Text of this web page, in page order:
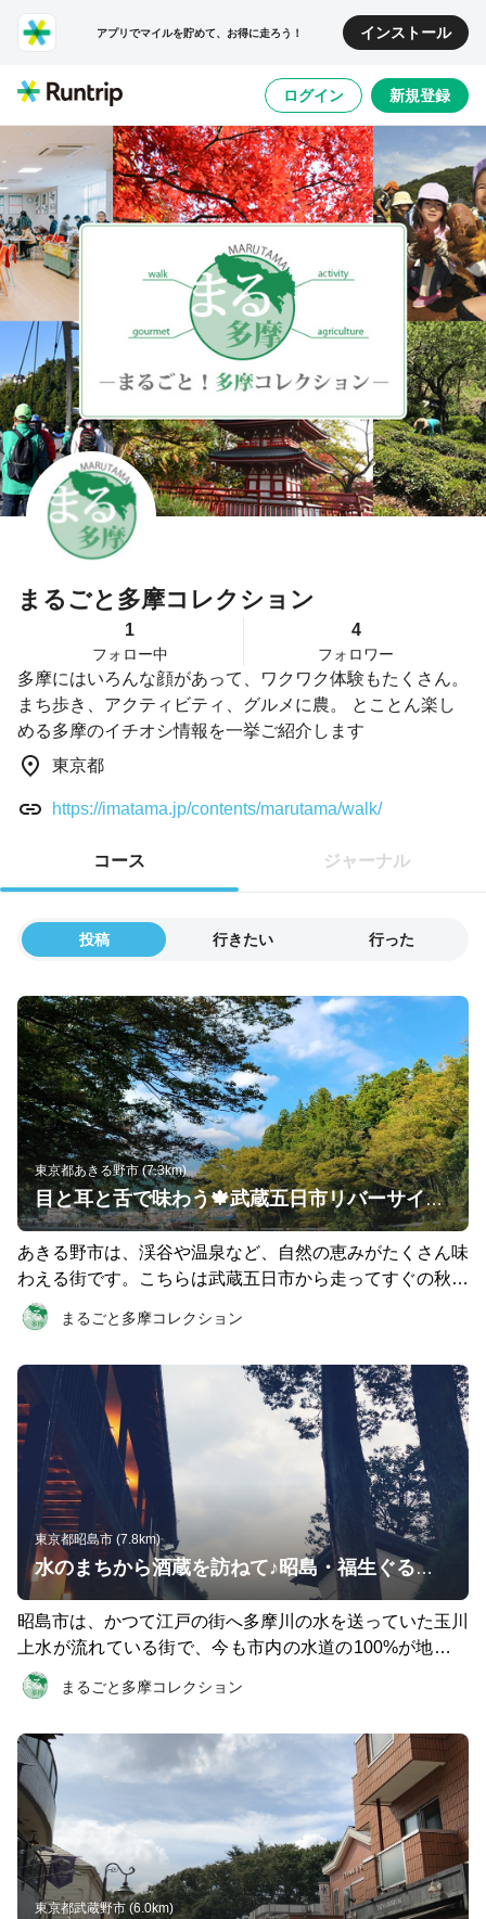
アプリでマイルを貯めて、お得に走ろう！ インストール
ログイン 新規登録
まるごと多摩コレクション
1
フォロー中
4
フォロワー
多摩にはいろんな顔があって、ワクワク体験もたくさん。
まち歩き、アクティビティ、グルメに農。 とことん楽し
める多摩のイチオシ情報を一挙ご紹介します
東京都
https://imatama.jp/contents/marutama/walk/
コース ジャーナル
投稿 行きたい 行った
東京都あきる野市 (7.3km)
目と耳と舌で味わう🍁武蔵五日市リバーサイドRuntrip 〜まるごと多摩コレクション
あきる野市は、渓谷や温泉など、自然の恵みがたくさん味
わえる街です。こちらは武蔵五日市から走ってすぐの秋川
渓谷とその周辺にあるおすすめスポットをまとめたコース
です。 1つめのチェックポイント「阿伎留（あきる）神
て、先へ進んでいきましょう。 2つめのチェックポイント
「秋川渓谷」 あぜ道を進むと見えてくるのは、このエリ
アの代名詞とも言える「秋川渓谷」。鮎などの川魚や、そ
れらを求めて水鳥も多く集まる清流です。佳月橋がおすす
めのフォトスポット！ 3つめのチェックポイント「松村精
肉店」 地元のお肉屋さんで、メンチカツやコロッケを頂
くことができます。自動販売機もあるので、飲み物を持っ
て行かなくても大丈夫！ 4つめのチェックポイント「黒茶
屋」 秋川渓谷を眺めながら食事やスイーツが楽しめる古
民家カフェです。 120円で甘い”おやき”が楽しめる「おや
き屋 竹庵」で一休みするのがおすすめです。 5つめのチ
ェックポイント「広徳寺」 秋川渓谷を見下ろすように建
つ「広徳寺」は、境内に大きなイチョウの木が立っていま
小峰公園へ続いているので、トレイル気分を味わいたい人
はそちらへ足をのばしてみましょう。 秋川沿いの道には
河原へ降りられる場所がいくつかあるので、河原へ降りて
みるとまた違った景色が楽しめます。降りられる場所を見
つけたら、足を止めて川の流れと自然の音を、全身で感じ
てみてはいかがでしょうか。 ※台風の影響で危険な箇所
が発生している可能性があります。通行の際には細心の注
まるごと多摩コレクション
東京都昭島市 (7.8km)
水のまちから酒蔵を訪ねて♪昭島・福生ぐるりRuntrip ～まるごと多摩コレクション～
昭島市は、かつて江戸の街へ多摩川の水を送っていた玉川
上水が流れている街で、今も市内の水道の100%が地下水
を利用している水の街です。 水が豊かな街は、食も豊
か。 そんな昭島市のお隣・福生市にある酒蔵を訪ねるコ
有形文化財に登録された建造物が立ち並ぶ、歴史ある酒蔵
さんです。日本酒「多満自慢」と、地ビール「多摩の恵」
を作っています。とても風情のあるところで、走ったあと
にビールが飲みたくなること間違いなし！ 資料館や、事
前申し込み制の酒蔵見学ツアーもあります。 2つめのチェ
ックポイント「拝島大師」 お正月のだるま市で有名な拝
島大師は、東京だるまが買えることで有名です。五重の塔
まるごと多摩コレクション
東京都武蔵野市 (6.0km)